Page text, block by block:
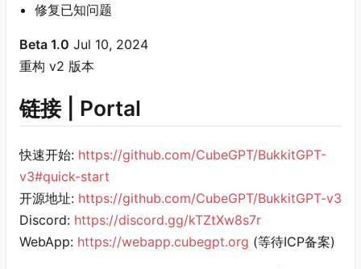
修复已知问题
Beta 1.0 Jul 10, 2024
重构 v2 版本
链接 | Portal
快速开始: https://github.com/CubeGPT/BukkitGPT-
v3#quick-start
开源地址: https://github.com/CubeGPT/BukkitGPT-v3
Discord: https://discord.gg/kTZtXw8s7r
WebApp: https://webapp.cubegpt.org (等待ICP备案)